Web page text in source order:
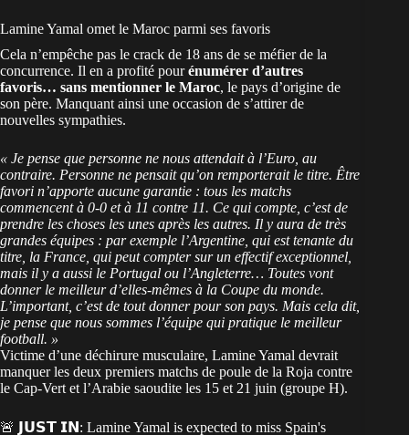
Lamine Yamal omet le Maroc parmi ses favoris
Cela n’empêche pas le crack de 18 ans de se méfier de la
concurrence. Il en a profité pourénumérer d’autres
favoris… sans mentionner le Maroc, le pays d’origine de
son père. Manquant ainsi une occasion de s’attirer de
nouvelles sympathies.
« Je pense que personne ne nous attendait à l’Euro, au
contraire. Personne ne pensait qu’on remporterait le titre. Être
favori n’apporte aucune garantie : tous les matchs
commencent à 0-0 et à 11 contre 11. Ce qui compte, c’est de
prendre les choses les unes après les autres. Il y aura de très
grandes équipes : par exemple l’Argentine, qui est tenante du
titre, la France, qui peut compter sur un effectif exceptionnel,
mais il y a aussi le Portugal ou l’Angleterre… Toutes vont
donner le meilleur d’elles-mêmes à la Coupe du monde.
L’important, c’est de tout donner pour son pays. Mais cela dit,
je pense que nous sommes l’équipe qui pratique le meilleur
football. »
Victime d’une déchirure musculaire, Lamine Yamal devrait
manquer les deux premiers matchs de poule de la Roja contre
le Cap-Vert et l’Arabie saoudite les 15 et 21 juin (groupe H).
🚨 𝗝𝗨𝗦𝗧 𝗜𝗡: Lamine Yamal is expected to miss Spain's